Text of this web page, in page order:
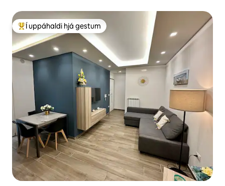
Í mestu uppáhaldi hjá gestum
Í uppáhaldi hjá gestum